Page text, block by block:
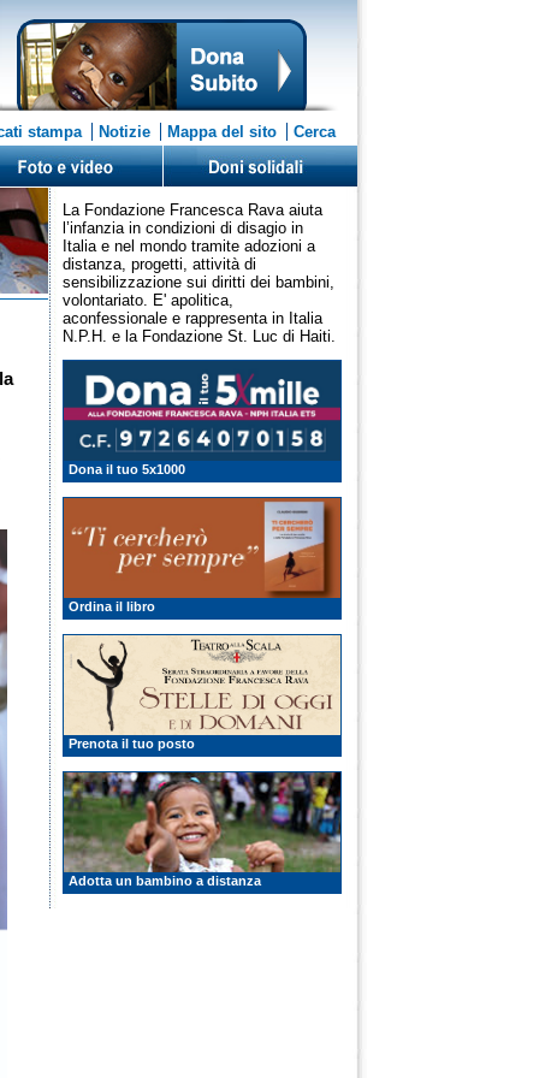
stampa Notizie Mappa del sito Cerca
La Fondazione Francesca Rava aiuta
l’infanzia in condizioni di disagio in
Italia e nel mondo tramite adozioni a
distanza, progetti, attività di
sensibilizzazione sui diritti dei bambini,
volontariato. E' apolitica,
aconfessionale e rappresenta in Italia
N.P.H. e la Fondazione St. Luc di Haiti.
Dona il tuo 5x1000
Ordina il libro
Prenota il tuo posto
Adotta un bambino a distanza